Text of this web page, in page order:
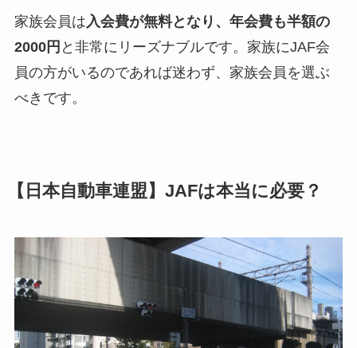
家族会員は入会費が無料となり、年会費も半額の
2000円 と非常にリーズナブルです。家族にJAF会
員の方がいるのであれば迷わず、家族会員を選ぶ
べきです。
【日本自動車連盟】JAFは本当に必要？